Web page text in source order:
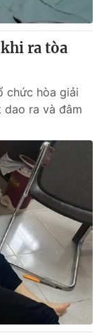
ra tòa
chức hòa giải
ra và đâm